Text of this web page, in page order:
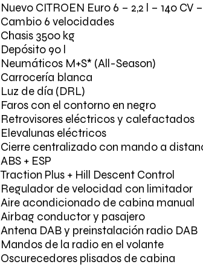
Nuevo CITROEN Euro 6 – 2,2 l – 140 CV –
Cambio 6 velocidades
Chasis 3500 kg
Depósito 90 l
Neumáticos M+S* (All-Season)
Carrocería blanca
Luz de día (DRL)
Faros con el contorno en negro
Retrovisores eléctricos y calefactados
Elevalunas eléctricos
Cierre centralizado con mando a
ABS + ESP
Traction Plus + Hill Descent Control
Regulador de velocidad con limitador
Aire acondicionado de cabina manual
Airbag conductor y pasajero
Antena DAB y preinstalación radio DAB
Mandos de la radio en el volante
Oscurecedores plisados de cabina